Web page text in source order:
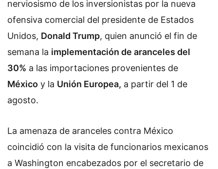
nerviosismo de los inversionistas por la nueva
ofensiva comercial del presidente de Estados
Unidos, Donald Trump, quien anunció el fin de
semana la implementación de aranceles del
30% a las importaciones provenientes de
México y la Unión Europea, a partir del 1 de
agosto.
La amenaza de aranceles contra México
coincidió con la visita de funcionarios mexicanos
a Washington encabezados por el secretario de